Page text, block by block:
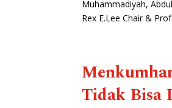
Muhammadiyah,
Rex E.Lee Chair &
Tidak Bisa